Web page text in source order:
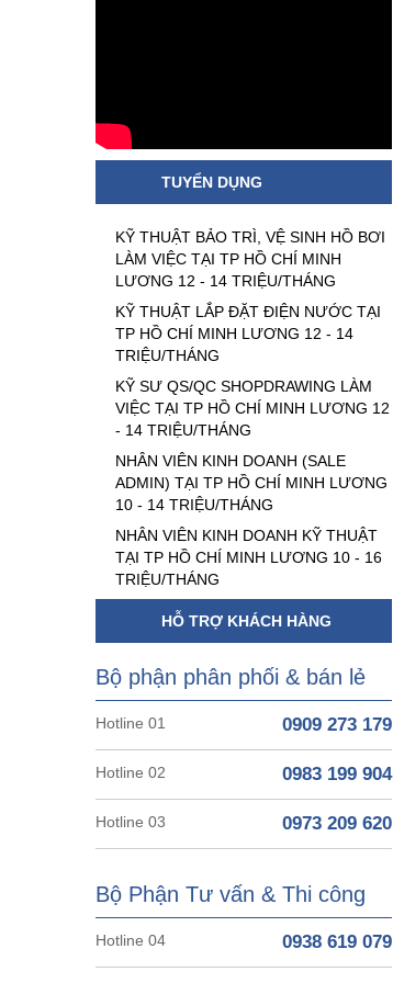
TUYỂN DỤNG
KỸ THUẬT BẢO TRÌ, VỆ SINH HỒ BƠI
LÀM VIỆC TẠI TP HỒ CHÍ MINH
LƯƠNG 12 - 14 TRIỆU/THÁNG
KỸ THUẬT LẮP ĐẶT ĐIỆN NƯỚC TẠI
TP HỒ CHÍ MINH LƯƠNG 12 - 14
TRIỆU/THÁNG
KỸ SƯ QS/QC SHOPDRAWING LÀM
VIỆC TẠI TP HỒ CHÍ MINH LƯƠNG 12
- 14 TRIỆU/THÁNG
NHÂN VIÊN KINH DOANH (SALE
ADMIN) TẠI TP HỒ CHÍ MINH LƯƠNG
10 - 14 TRIỆU/THÁNG
NHÂN VIÊN KINH DOANH KỸ THUẬT
TẠI TP HỒ CHÍ MINH LƯƠNG 10 - 16
TRIỆU/THÁNG
HỖ TRỢ KHÁCH HÀNG
Bộ phận phân phối & bán lẻ
Hotline 01 0909 273 179
Hotline 02 0983 199 904
Hotline 03 0973 209 620
Bộ Phận Tư vấn & Thi công
Hotline 04 0938 619 079